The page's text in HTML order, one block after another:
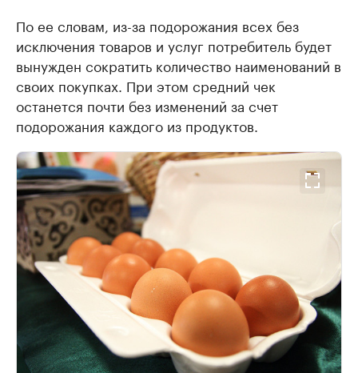
По ее словам, из-за подорожания всех без
исключения товаров и услуг потребитель будет
вынужден сократить количество наименований в
своих покупках. При этом средний чек
останется почти без изменений за счет
подорожания каждого из продуктов.